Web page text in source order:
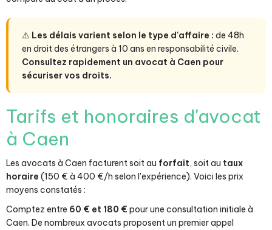
⚠️ Les délais varient selon le type d'affaire : de 48h
en droit des étrangers à 10 ans en responsabilité civile.
Consultez rapidement un avocat à Caen pour
sécuriser vos droits.
Tarifs et honoraires d'avocat
à Caen
Les avocats à Caen facturent soit au forfait, soit au taux
horaire (150 € à 400 €/h selon l'expérience). Voici les prix
moyens constatés :
Comptez entre 60 € et 180 € pour une consultation initiale à
Caen. De nombreux avocats proposent un premier appel